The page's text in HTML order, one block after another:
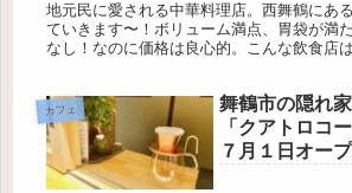
地元民に愛される中華料理店。西舞鶴にあ
ていきます〜！ボリューム満点、胃袋が満
なし！なのに価格は良心的。こんな飲食店
カフェ
舞鶴市の隠れ
「クアトロコ
７月１日オー